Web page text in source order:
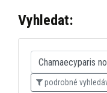
Vyhledat:
podrobné